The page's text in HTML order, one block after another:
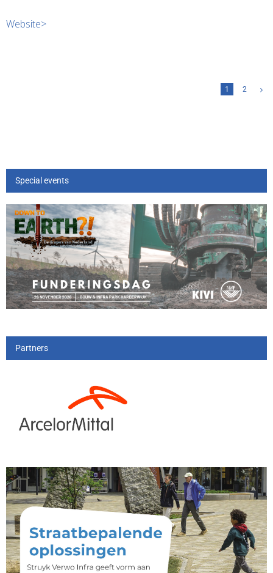
Website>
1 2
Special events
Partners